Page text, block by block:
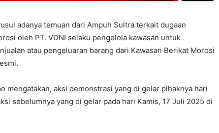
adanya temuan dari Ampuh Sultra terkait dugaan
oleh PT. VDNI selaku pengelola kawasan untuk
atau pengeluaran barang dari Kawasan Berikat Morosi
mengatakan, aksi demonstrasi yang di gelar pihaknya hari
sebelumnya yang di gelar pada hari Kamis, 17 Juli 2025 di